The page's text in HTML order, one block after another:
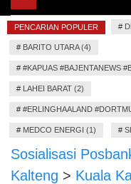
navigation
PENCARIAN POPULER #
# BARITO UTARA (4)
# #KAPUAS #BAJENTANEWS
# LAHEI BARAT (2)
# #ERLINGHAALAND
# MEDCO ENERGI (1) #
Sosialisasi
Kalteng > Kuala